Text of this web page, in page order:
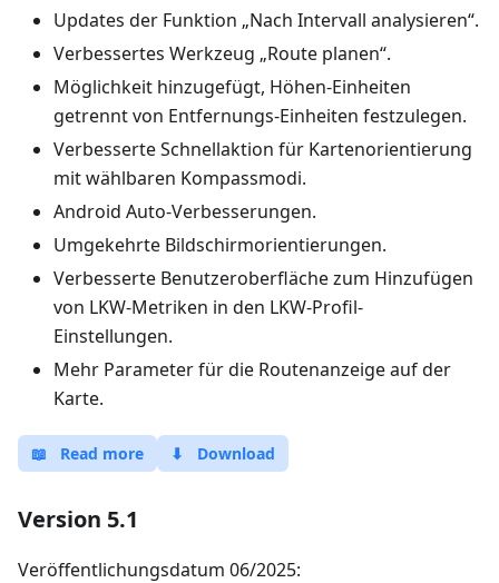
Updates der Funktion „Nach Intervall analysieren“.
Verbessertes Werkzeug „Route planen“.
Möglichkeit hinzugefügt, Höhen-Einheiten
getrennt von Entfernungs-Einheiten festzulegen.
Verbesserte Schnellaktion für Kartenorientierung
mit wählbaren Kompassmodi.
Android Auto-Verbesserungen.
Umgekehrte Bildschirmorientierungen.
Verbesserte Benutzeroberfläche zum Hinzufügen
von LKW-Metriken in den LKW-Profil-
Einstellungen.
Mehr Parameter für die Routenanzeige auf der
Karte.
📖 Read more ⬇ Download
Version 5.1
Veröffentlichungsdatum 06/2025: